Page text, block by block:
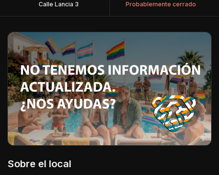
Calle Lancia 3 Probablemente cerrado
Sobre el local